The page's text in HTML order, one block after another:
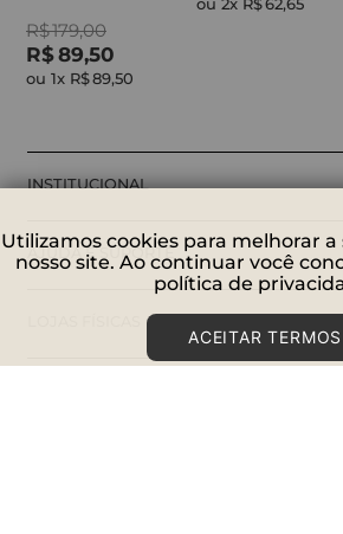
R$179,00
R$89,50
ou 1x R$89,50
ou 2x R$62,65
INSTITUCIONAL
AJUDA E SUPORTE
Utilizamos cookies para melhorar
nosso site. Ao continuar você
política de
ACEITAR TERMOS